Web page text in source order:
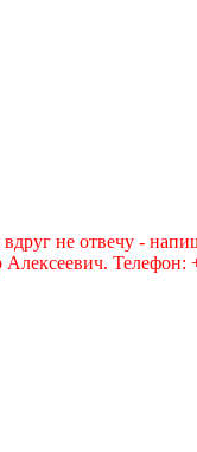
не отвечу -
Телефон: